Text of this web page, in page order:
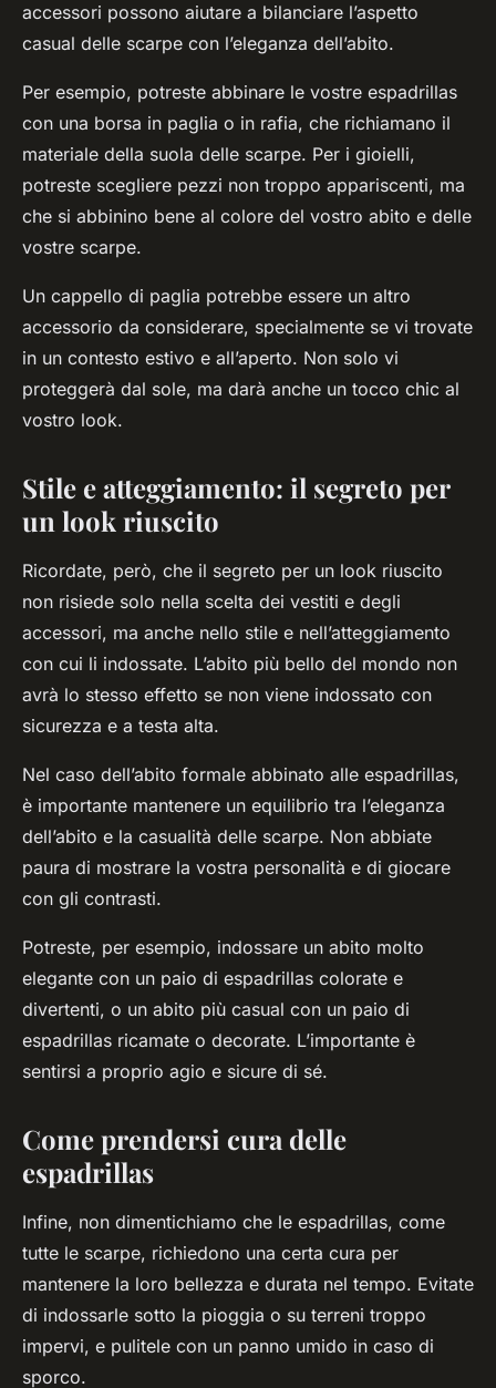
accessori possono aiutare a bilanciare l’aspetto
casual delle scarpe con l’eleganza dell’abito.
Per esempio, potreste abbinare le vostre espadrillas
con una borsa in paglia o in rafia, che richiamano il
materiale della suola delle scarpe. Per i gioielli,
potreste scegliere pezzi non troppo appariscenti, ma
che si abbinino bene al colore del vostro abito e delle
vostre scarpe.
Un cappello di paglia potrebbe essere un altro
accessorio da considerare, specialmente se vi trovate
in un contesto estivo e all’aperto. Non solo vi
proteggerà dal sole, ma darà anche un tocco chic al
vostro look.
Stile e atteggiamento: il segreto per
un look riuscito
Ricordate, però, che il segreto per un look riuscito
non risiede solo nella scelta dei vestiti e degli
accessori, ma anche nello stile e nell’atteggiamento
con cui li indossate. L’abito più bello del mondo non
avrà lo stesso effetto se non viene indossato con
sicurezza e a testa alta.
Nel caso dell’abito formale abbinato alle espadrillas,
è importante mantenere un equilibrio tra l’eleganza
dell’abito e la casualità delle scarpe. Non abbiate
paura di mostrare la vostra personalità e di giocare
con gli contrasti.
Potreste, per esempio, indossare un abito molto
elegante con un paio di espadrillas colorate e
divertenti, o un abito più casual con un paio di
espadrillas ricamate o decorate. L’importante è
sentirsi a proprio agio e sicure di sé.
Come prendersi cura delle
espadrillas
Infine, non dimentichiamo che le espadrillas, come
tutte le scarpe, richiedono una certa cura per
mantenere la loro bellezza e durata nel tempo. Evitate
di indossarle sotto la pioggia o su terreni troppo
impervi, e pulitele con un panno umido in caso di
sporco.